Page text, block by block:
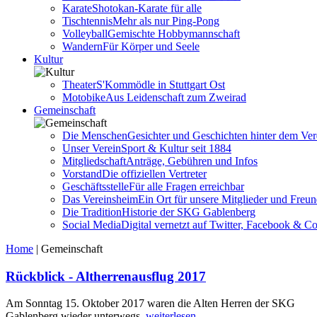
KarateShotokan-Karate für alle
TischtennisMehr als nur Ping-Pong
VolleyballGemischte Hobbymannschaft
WandernFür Körper und Seele
Kultur
TheaterS'Kommödle in Stuttgart Ost
MotobikeAus Leidenschaft zum Zweirad
Gemeinschaft
Die MenschenGesichter und Geschichten hinter dem
Unser VereinSport & Kultur seit 1884
MitgliedschaftAnträge, Gebühren und Infos
VorstandDie offiziellen Vertreter
GeschäftsstelleFür alle Fragen erreichbar
Das VereinsheimEin Ort für unsere Mitglieder und
Die TraditionHistorie der SKG Gablenberg
Social MediaDigital vernetzt auf Twitter, Facebook & Co
Home | Gemeinschaft
Rückblick - Altherrenausflug 2017
Am Sonntag 15. Oktober 2017 waren die Alten Herren der SKG